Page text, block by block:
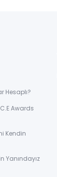
Hesaplı?
Awards
Kendin
Yanındayız